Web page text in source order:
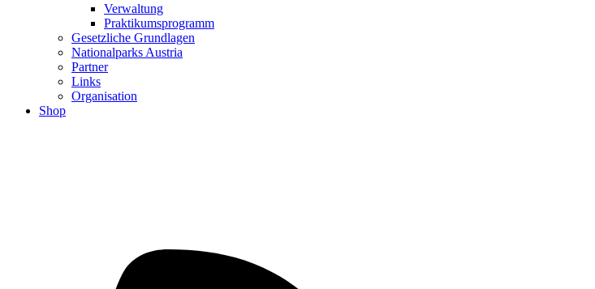
Verwaltung
Praktikumsprogramm
Gesetzliche Grundlagen
Nationalparks Austria
Partner
Links
Organisation
Shop